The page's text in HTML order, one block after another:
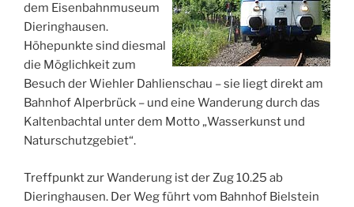
dem Eisenbahnmuseum
Dieringhausen.
Höhepunkte sind diesmal
die Möglichkeit zum
Besuch der Wiehler Dahlienschau – sie liegt direkt am
Bahnhof Alperbrück – und eine Wanderung durch das
Kaltenbachtal unter dem Motto „Wasserkunst und
Naturschutzgebiet“.
Treffpunkt zur Wanderung ist der Zug 10.25 ab
Dieringhausen. Der Weg führt vom Bahnhof Bielstein